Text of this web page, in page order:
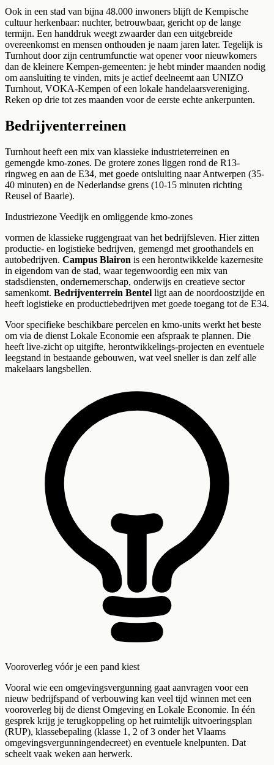
Ook in een stad van bijna 48.000 inwoners blijft de Kempische
cultuur herkenbaar: nuchter, betrouwbaar, gericht op de lange
termijn. Een handdruk weegt zwaarder dan een uitgebreide
overeenkomst en mensen onthouden je naam jaren later. Tegelijk is
Turnhout door zijn centrumfunctie wat opener voor nieuwkomers
dan de kleinere Kempen-gemeenten: je hebt minder maanden nodig
om aansluiting te vinden, mits je actief deelneemt aan UNIZO
Turnhout, VOKA-Kempen of een lokale handelaarsvereniging.
Reken op drie tot zes maanden voor de eerste echte ankerpunten.
Bedrijventerreinen
Turnhout heeft een mix van klassieke industrieterreinen en
gemengde kmo-zones. De grotere zones liggen rond de R13-
ringweg en aan de E34, met goede ontsluiting naar Antwerpen (35-
40 minuten) en de Nederlandse grens (10-15 minuten richting
Reusel of Baarle).
Industriezone Veedijk en omliggende kmo-zones
vormen de klassieke ruggengraat van het bedrijfsleven. Hier zitten
productie- en logistieke bedrijven, gemengd met groothandels en
autobedrijven. Campus Blairon is een herontwikkelde kazernesite
in eigendom van de stad, waar tegenwoordig een mix van
stadsdiensten, ondernemerschap, onderwijs en creatieve sector
samenkomt. Bedrijventerrein Bentel ligt aan de noordoostzijde en
heeft logistieke en productiebedrijven met goede toegang tot de E34.
Voor specifieke beschikbare percelen en kmo-units werkt het beste
om via de dienst Lokale Economie een afspraak te plannen. Die
heeft live-zicht op uitgifte, herontwikkelings-projecten en eventuele
leegstand in bestaande gebouwen, wat veel sneller is dan zelf alle
makelaars langsbellen.
Vooroverleg vóór je een pand kiest
Vooral wie een omgevingsvergunning gaat aanvragen voor een
nieuw bedrijfspand of verbouwing kan veel tijd winnen met een
vooroverleg bij de dienst Omgeving en Lokale Economie. In één
gesprek krijg je terugkoppeling op het ruimtelijk uitvoeringsplan
(RUP), klassebepaling (klasse 1, 2 of 3 onder het Vlaams
omgevingsvergunningendecreet) en eventuele knelpunten. Dat
scheelt vaak weken aan herwerk.